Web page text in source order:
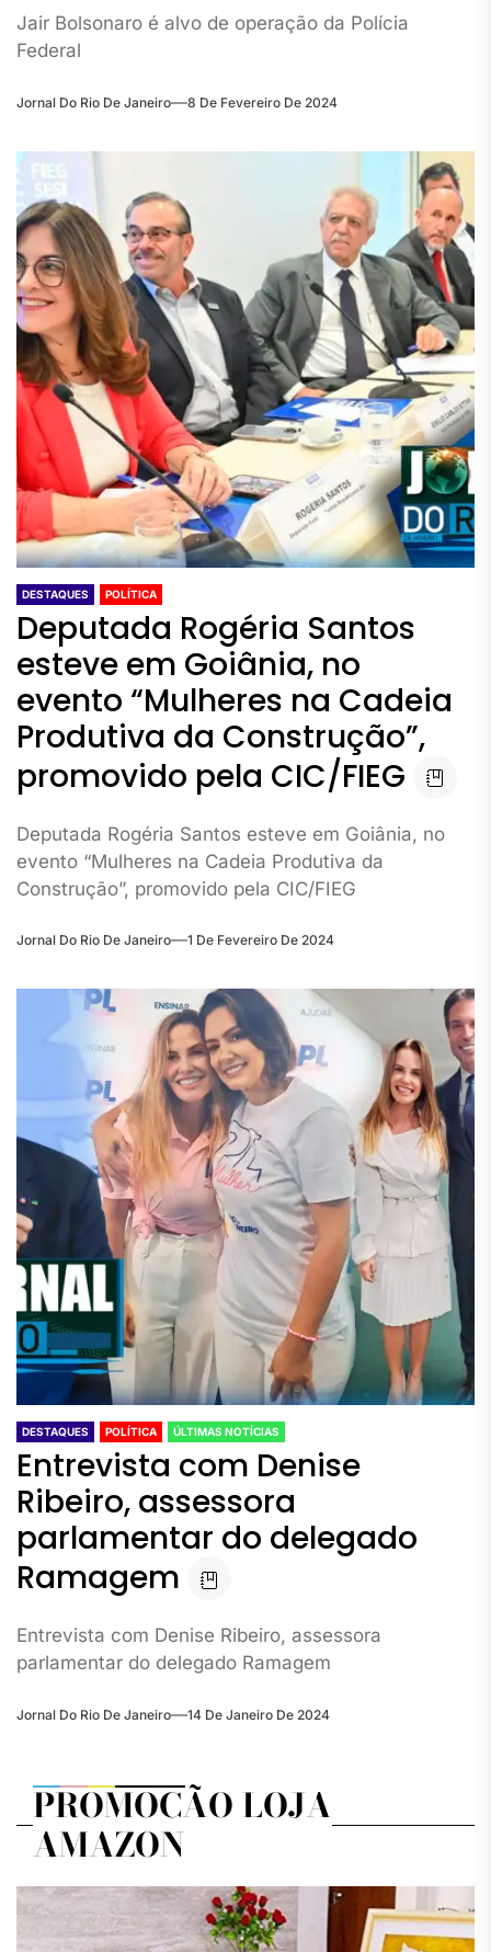
Jair Bolsonaro é alvo de operação da Polícia
Federal
Jornal Do Rio De Janeiro 8 De Fevereiro De 2024
DESTAQUES POLÍTICA
Deputada Rogéria Santos
esteve em Goiânia, no
evento “Mulheres na Cadeia
Produtiva da Construção”,
promovido pela CIC/FIEG
Deputada Rogéria Santos esteve em Goiânia, no
evento “Mulheres na Cadeia Produtiva da
Construção”, promovido pela CIC/FIEG
Jornal Do Rio De Janeiro 1 De Fevereiro De 2024
DESTAQUES POLÍTICA ÚLTIMAS NOTÍCIAS
Entrevista com Denise
Ribeiro, assessora
parlamentar do delegado
Ramagem
Entrevista com Denise Ribeiro, assessora
parlamentar do delegado Ramagem
Jornal Do Rio De Janeiro 14 De Janeiro De 2024
PROMOÇÃO LOJA
AMAZON